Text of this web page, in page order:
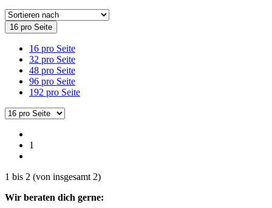
16 pro Seite
16 pro Seite
32 pro Seite
48 pro Seite
96 pro Seite
192 pro Seite
1
1 bis 2 (von insgesamt 2)
Wir beraten dich gerne: